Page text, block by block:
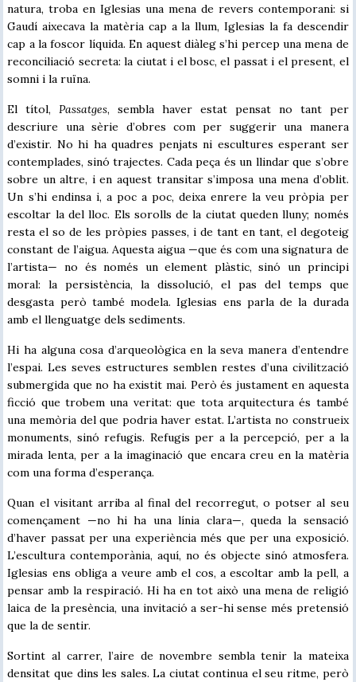
natura, troba en Iglesias una mena de revers contemporani: si
Gaudí aixecava la matèria cap a la llum, Iglesias la fa descendir
cap a la foscor líquida. En aquest diàleg s’hi percep una mena de
reconciliació secreta: la ciutat i el bosc, el passat i el present, el
somni i la ruïna.
El títol,Passatges, sembla haver estat pensat no tant per
descriure una sèrie d’obres com per suggerir una manera
d’existir. No hi ha quadres penjats ni escultures esperant ser
contemplades, sinó trajectes. Cada peça és un llindar que s’obre
sobre un altre, i en aquest transitar s’imposa una mena d’oblit.
Un s’hi endinsa i, a poc a poc, deixa enrere la veu pròpia per
escoltar la del lloc. Els sorolls de la ciutat queden lluny; només
resta el so de les pròpies passes, i de tant en tant, el degoteig
constant de l’aigua. Aquesta aigua —que és com una signatura de
l’artista— no és només un element plàstic, sinó un principi
moral: la persistència, la dissolució, el pas del temps que
desgasta però també modela. Iglesias ens parla de la durada
amb el llenguatge dels sediments.
Hi ha alguna cosa d’arqueològica en la seva manera d’entendre
l’espai. Les seves estructures semblen restes d’una civilització
submergida que no ha existit mai. Però és justament en aquesta
ficció que trobem una veritat: que tota arquitectura és també
una memòria del que podria haver estat. L’artista no construeix
monuments, sinó refugis. Refugis per a la percepció, per a la
mirada lenta, per a la imaginació que encara creu en la matèria
com una forma d’esperança.
Quan el visitant arriba al final del recorregut, o potser al seu
començament —no hi ha una línia clara—, queda la sensació
d’haver passat per una experiència més que per una exposició.
L’escultura contemporània, aquí, no és objecte sinó atmosfera.
Iglesias ens obliga a veure amb el cos, a escoltar amb la pell, a
pensar amb la respiració. Hi ha en tot això una mena de religió
laica de la presència, una invitació a ser-hi sense més pretensió
que la de sentir.
Sortint al carrer, l’aire de novembre sembla tenir la mateixa
densitat que dins les sales. La ciutat continua el seu ritme, però